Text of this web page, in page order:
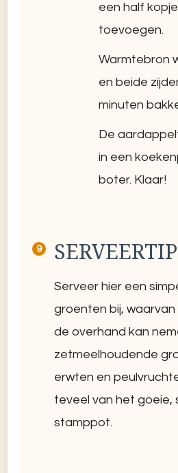
een half
toevoegen.
Warmtebron
en beide
minuten
De
in een
boter. Klaar!
SERVEERTIP
Serveer hier een
groenten bij,
de overhand kan
zetmeelhoudende
erwten en
teveel van het goeie,
stamppot.